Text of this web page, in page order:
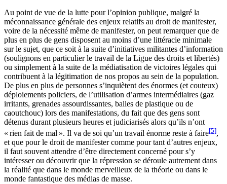
Au point de vue de la lutte pour l’opinion publique, malgré la
méconnaissance générale des enjeux relatifs au droit de manifester,
voire de la nécessité même de manifester, on peut remarquer que de
plus en plus de gens disposent au moins d’une littéracie minimale
sur le sujet, que ce soit à la suite d’initiatives militantes d’information
(soulignons en particulier le travail de la Ligue des droits et libertés)
ou simplement à la suite de la médiatisation de victoires légales qui
contribuent à la légitimation de nos propos au sein de la population.
De plus en plus de personnes s’inquiètent des énormes (et couteux)
déploiements policiers, de l’utilisation d’armes intermédiaires (gaz
irritants, grenades assourdissantes, balles de plastique ou de
caoutchouc) lors des manifestations, du fait que des gens sont
détenus durant plusieurs heures et judiciarisés alors qu’ils n’ont
« rien fait de mal ». Il va de soi qu’un travail énorme reste à faire[5],
et que pour le droit de manifester comme pour tant d’autres enjeux,
il faut souvent attendre d’être directement concerné pour s’y
intéresser ou découvrir que la répression se déroule autrement dans
la réalité que dans le monde merveilleux de la théorie ou dans le
monde fantastique des médias de masse.